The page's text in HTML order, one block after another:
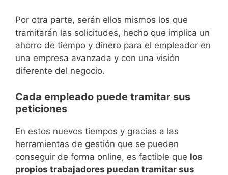
Por otra parte, serán ellos mismos los que
tramitarán las solicitudes, hecho que implica un
ahorro de tiempo y dinero para el empleador en
una empresa avanzada y con una visión
diferente del negocio.
Cada empleado puede tramitar sus
peticiones
En estos nuevos tiempos y gracias a las
herramientas de gestión que se pueden
conseguir de forma online, es factible que los
propios trabajadores puedan tramitar sus